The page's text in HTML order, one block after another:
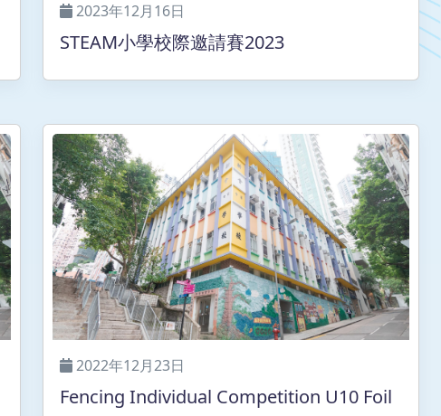
2023年12月16日
STEAM小學校際邀請賽2023
2022年12月23日
Fencing Individual Competition U10 Foil